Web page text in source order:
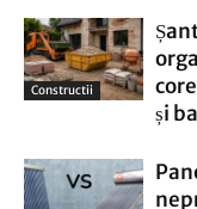
Constructii
și